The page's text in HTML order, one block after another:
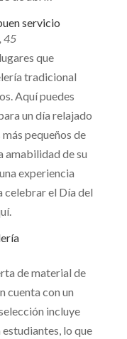
servicio
45
que
tradicional
Aquí puedes
un día relajado
pequeños de
amabilidad de su
experiencia
celebrar el Día del
de material de
cuenta con un
incluye
lo que